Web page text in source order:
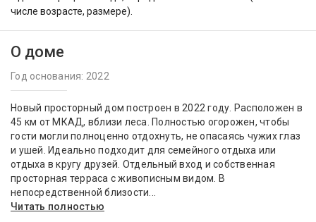
числе возрасте, размере).
О доме
Год основания: 2022
Новый просторный дом построен в 2022 году. Расположен в
45 км от МКАД, вблизи леса. Полностью огорожен, чтобы
гости могли полноценно отдохнуть, не опасаясь чужих глаз
и ушей. Идеально подходит для семейного отдыха или
отдыха в кругу друзей. Отдельный вход и собственная
просторная терраса с живописным видом. В
непосредственной близости...
Читать полностью